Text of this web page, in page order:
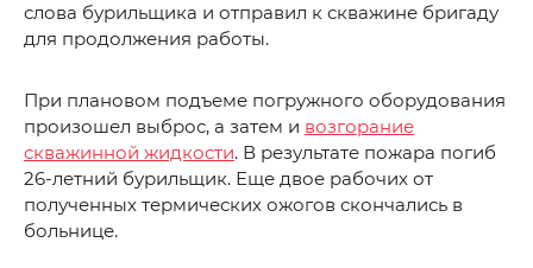
слова бурильщика и отправил к скважине бригаду
для продолжения работы.
При плановом подъеме погружного оборудования
произошел выброс, а затем и возгорание
скважинной жидкости. В результате пожара погиб
26-летний бурильщик. Еще двое рабочих от
полученных термических ожогов скончались в
больнице.